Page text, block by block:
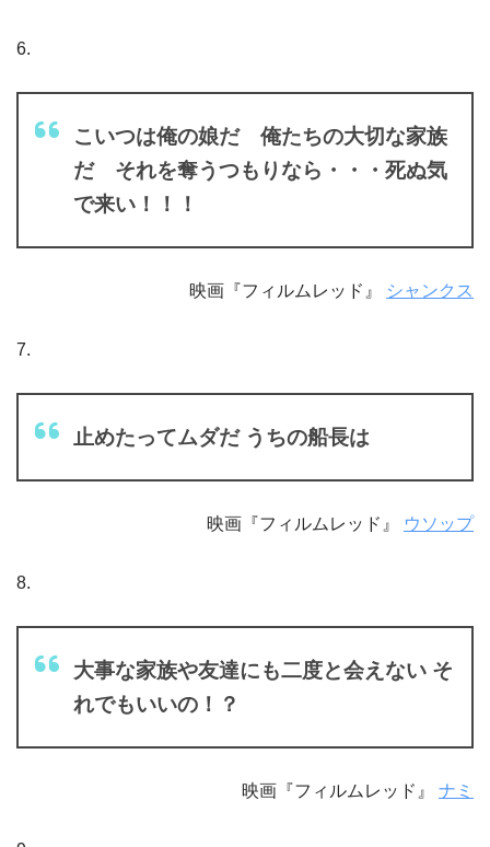
6.
こいつは俺の娘だ 俺たちの大切な家族
だ それを奪うつもりなら・・・死ぬ気
で来い！！！
映画『フィルムレッド』 シャンクス
7.
止めたってムダだ うちの船長は
映画『フィルムレッド』 ウソップ
8.
大事な家族や友達にも二度と会えない そ
れでもいいの！？
映画『フィルムレッド』 ナミ